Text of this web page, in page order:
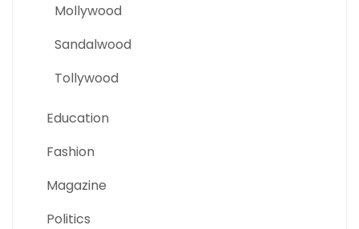
Mollywood
Sandalwood
Tollywood
Education
Fashion
Magazine
Politics